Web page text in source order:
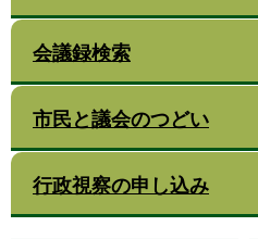
会議録検索
市民と議会のつどい
行政視察の申し込み